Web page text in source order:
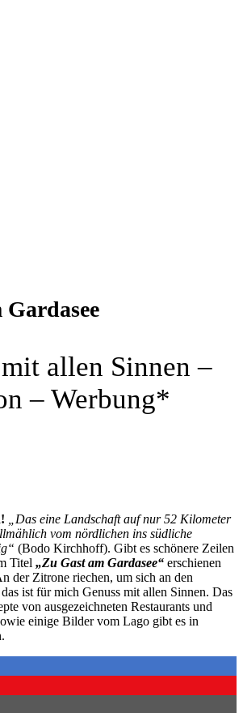
allen Sinnen –
– Werbung*
„Das eine Landschaft auf nur 52 Kilometer
vom nördlichen ins südliche
(Bodo Kirchhoff). Gibt es schönere Zeilen
Titel „Zu Gast am Gardasee“ erschienen
der Zitrone riechen, um sich an den
ist für mich Genuss mit allen Sinnen. Das
von ausgezeichneten Restaurants und
einige Bilder vom Lago gibt es in